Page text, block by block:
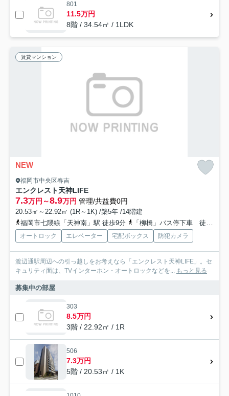
801
11.5万円
8階 / 34.54㎡ / 1LDK
賃貸マンション
NEW
福岡市中央区春吉
エンクレスト天神LIFE
7.3万円～8.9万円 管理/共益費0円
20.53㎡～22.92㎡ (1R～1K) /築5年 /14階建
福岡市七隈線「天神南」駅 徒歩9分
「柳橋」バス停下車 徒歩5分
オートロック エレベーター 宅配ボックス 防犯カメラ
渡辺通駅周辺への引っ越しをお考えなら「エンクレスト天神LIFE」。セ
キュリティ面は、TVインターホン・オートロックなどを... もっと見る
募集中の部屋
303
8.5万円
3階 / 22.92㎡ / 1R
506
7.3万円
5階 / 20.53㎡ / 1K